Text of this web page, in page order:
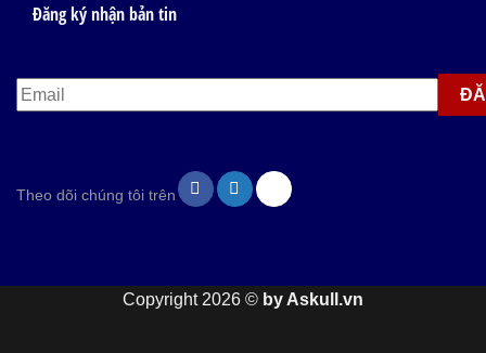
Đăng ký nhận bản tin
Theo dõi chúng tôi trên
Copyright 2026 © by Askull.vn